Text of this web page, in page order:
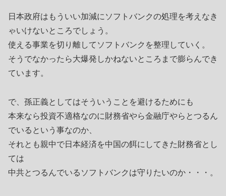
日本政府はもういい加減にソフトバンクの処理を考えなき
ゃいけないところでしょう。
使える事業を切り離してソフトバンクを整理していく。
そうでなかったら大爆発しかねないところまで膨らんでき
ています。
で、孫正義としてはそういうことを避けるためにも
本来なら投資不適格なのに財務省やら金融庁やらとつるん
でいるという事なのか、
それとも親中で日本経済を中国の餌にしてきた財務省とし
ては
中共とつるんでいるソフトバンクは守りたいのか・・・。